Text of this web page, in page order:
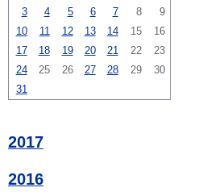
3
4 5 6 7 8
9
10
11 12 13 14 15
16
17
18 19 20 21 22
23
24
25 26 27 28 29
30
31
2017
2016